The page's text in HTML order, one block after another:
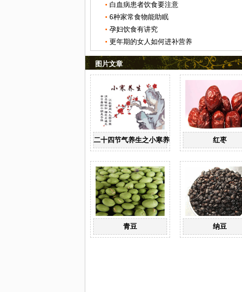
白血病患者饮食要注意
6种家常食物能助眠
孕妇饮食有讲究
更年期的女人如何进补营养
图片文章
二十四节气养生之小寒养生 红枣
青豆 纳豆